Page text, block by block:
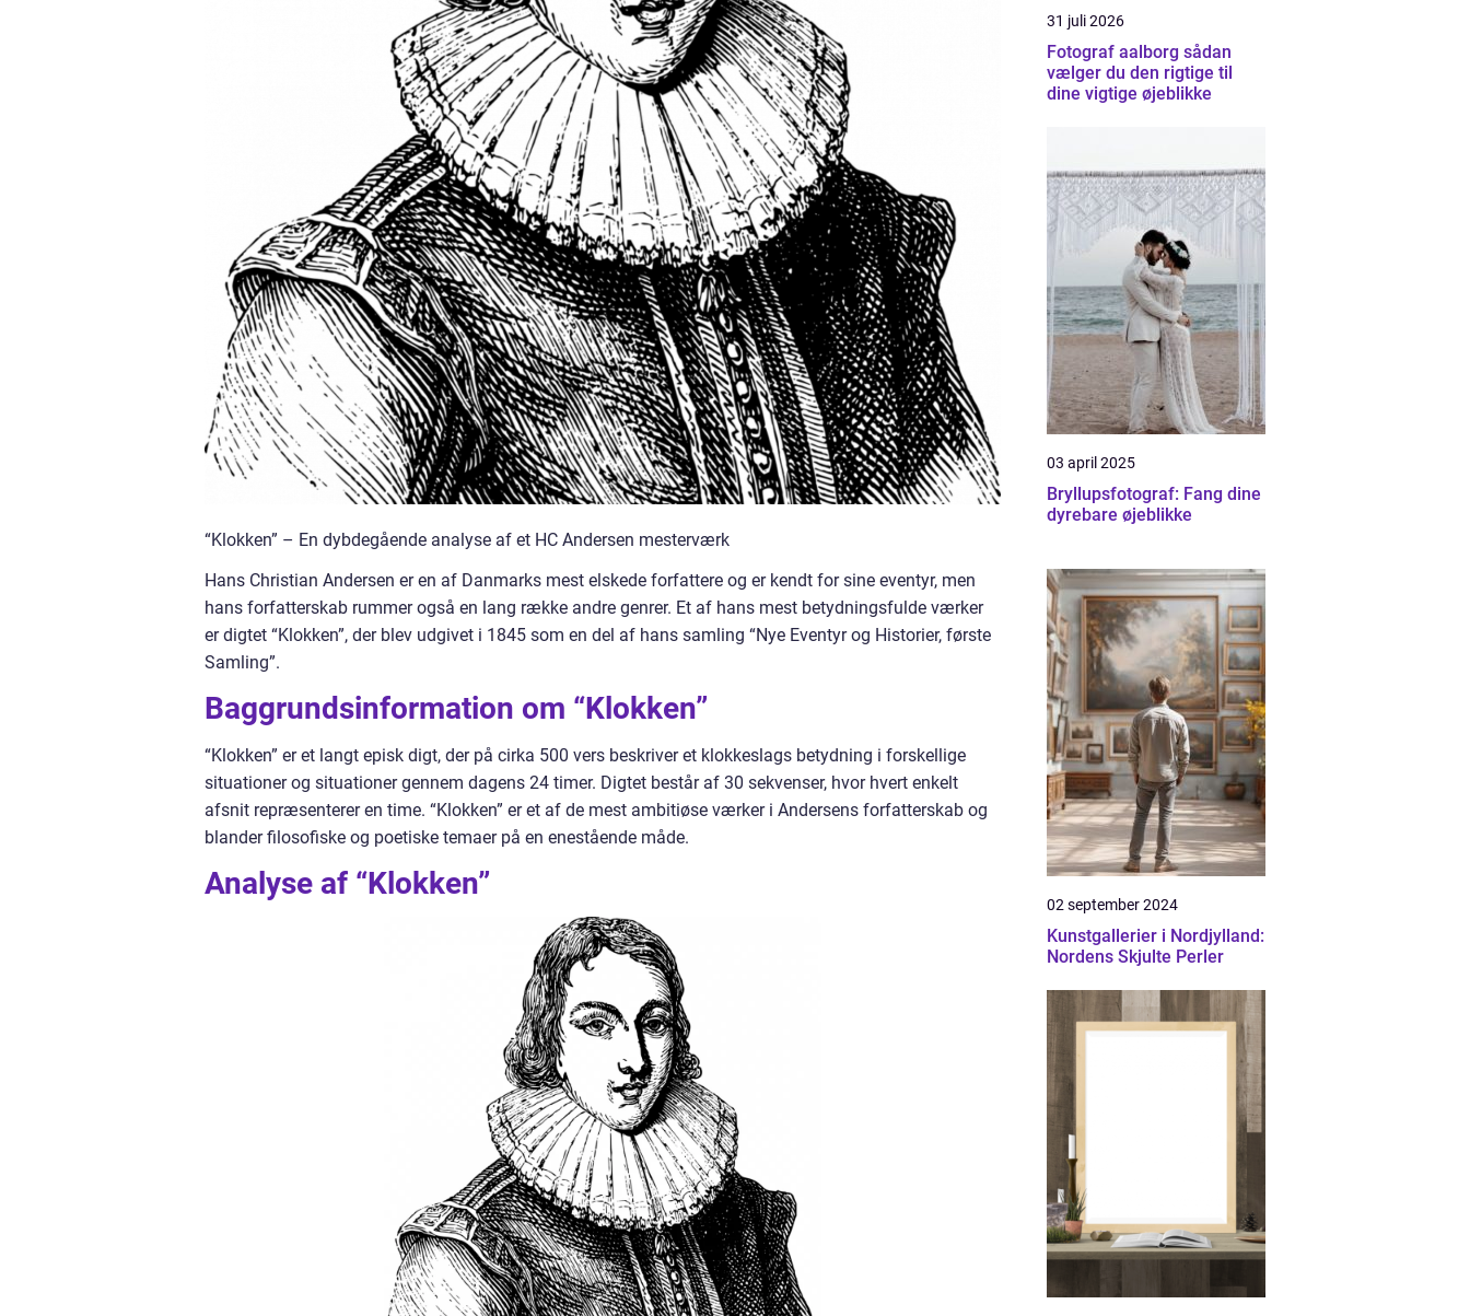
“Klokken” – En dybdegående analyse af et HC Andersen mesterværk
Hans Christian Andersen er en af Danmarks mest elskede forfattere og er kendt for sine eventyr, men
hans forfatterskab rummer også en lang række andre genrer. Et af hans mest betydningsfulde værker
er digtet “Klokken”, der blev udgivet i 1845 som en del af hans samling “Nye Eventyr og Historier, første
Samling”.
Baggrundsinformation om “Klokken”
“Klokken” er et langt episk digt, der på cirka 500 vers beskriver et klokkeslags betydning i forskellige
situationer og situationer gennem dagens 24 timer. Digtet består af 30 sekvenser, hvor hvert enkelt
afsnit repræsenterer en time. “Klokken” er et af de mest ambitiøse værker i Andersens forfatterskab og
blander filosofiske og poetiske temaer på en enestående måde.
Analyse af “Klokken”
31 juli 2026
Fotograf aalborg sådan
vælger du den rigtige til
dine vigtige øjeblikke
03 april 2025
Bryllupsfotograf: Fang dine
dyrebare øjeblikke
02 september 2024
Kunstgallerier i Nordjylland:
Nordens Skjulte Perler